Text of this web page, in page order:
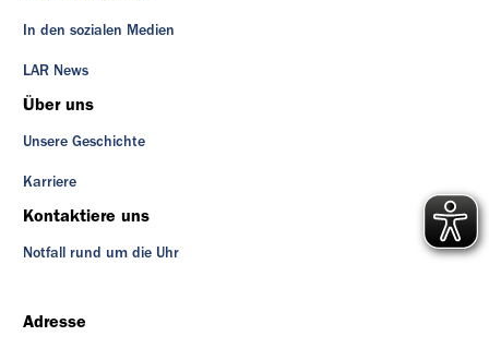
In den sozialen Medien
LAR News
Über uns
Unsere Geschichte
Karriere
Kontaktiere uns
Notfall rund um die Uhr
Adresse